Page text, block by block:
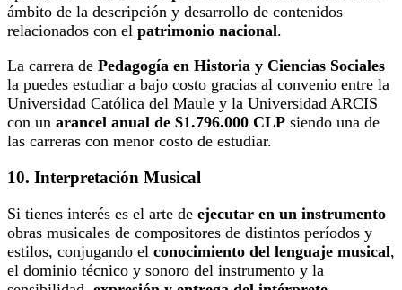
ámbito de la descripción y desarrollo de contenidos
relacionados con el patrimonio nacional.
La carrera de Pedagogía en Historia y Ciencias Sociales
la puedes estudiar a bajo costo gracias al convenio entre la
Universidad Católica del Maule y la Universidad ARCIS
con un arancel anual de $1.796.000 CLP siendo una de
las carreras con menor costo de estudiar.
10. Interpretación Musical
Si tienes interés es el arte de ejecutar en un instrumento
obras musicales de compositores de distintos períodos y
estilos, conjugando el conocimiento del lenguaje musical,
el dominio técnico y sonoro del instrumento y la